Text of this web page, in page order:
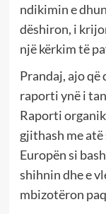
ndikimin e
dëshiron, i
një kërkim të
Prandaj, ajo që
raporti ynë i
Raporti
gjithash me
Europën si
shihnin dhe e
mbizotëron